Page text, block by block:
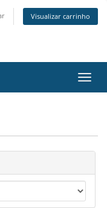
Visualizar carrinho